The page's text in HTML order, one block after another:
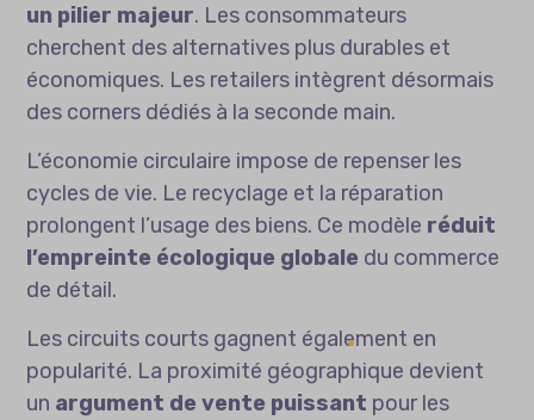
un pilier majeur. Les consommateurs
cherchent des alternatives plus durables et
économiques. Les retailers intègrent désormais
des corners dédiés à la seconde main.
L’économie circulaire impose de repenser les
cycles de vie. Le recyclage et la réparation
prolongent l’usage des biens. Ce modèle réduit
l’empreinte écologique globale du commerce
de détail.
Les circuits courts gagnent également en
popularité. La proximité géographique devient
un argument de vente puissant pour les